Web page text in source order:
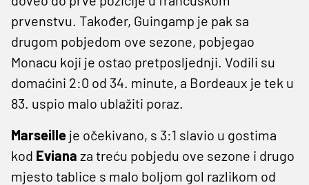
prvenstvu. Također, Guingamp je pak sa
drugom pobjedom ove sezone, pobjegao
Monacu koji je ostao pretposljednji. Vodili su
domaćini 2:0 od 34. minute, a Bordeaux je tek u
83. uspio malo ublažiti poraz.
Marseille je očekivano, s 3:1 slavio u gostima
kod Eviana za treću pobjedu ove sezone i drugo
mjesto tablice s malo boljom gol razlikom od